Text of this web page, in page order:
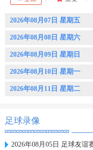
2026年08月07日 星期五
2026年08月08日 星期六
2026年08月09日 星期日
2026年08月10日 星期一
2026年08月11日 星期二
足球录像
2026年08月05日 足球友谊